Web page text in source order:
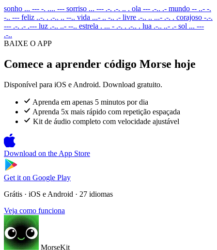
sonho ... --- -. .... --- sorriso ... --- .-. .-. .. . ola --- .-.. .- mundo -- ..- -.
-.. --- feliz ..-. . .-.. .. --.. vida ...- .. -.. .- livre .-.. .. ...- .-. . corajoso -.-.
--- .-. .- .--- luz .-.. ..- --.. estrela . ... - .-. . .-.. . lua .-.. ..- .- sol ... ---
.-..
BAIXE O APP
Comece a aprender código Morse hoje
Disponível para iOS e Android. Download gratuito.
Aprenda em apenas 5 minutos por dia
Aprenda 5x mais rápido com repetição espaçada
Kit de áudio completo com velocidade ajustável
Download on the App Store
Get it on Google Play
Grátis · iOS e Android · 27 idiomas
Veja como funciona
MorseKit